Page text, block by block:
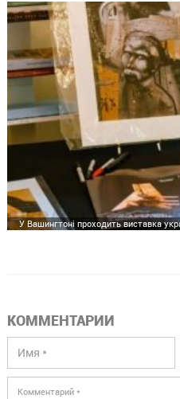
У Вашингтоні проходить виставка
КОММЕНТАРИИ